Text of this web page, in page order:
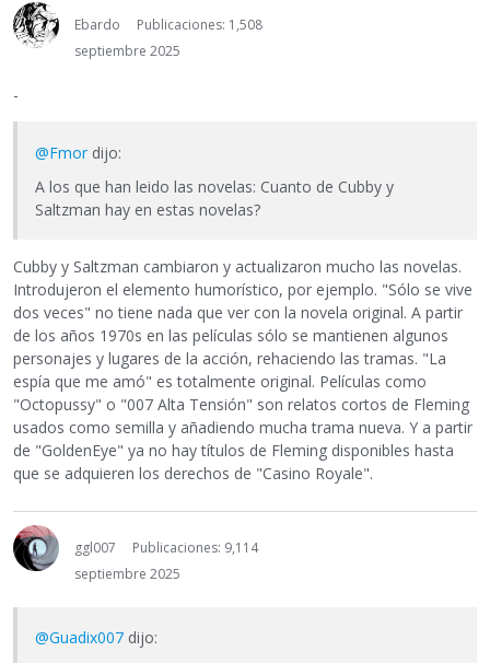
Ebardo
Publicaciones: 1,508
septiembre 2025
-
@Fmor dijo:
A los que han leido las novelas: Cuanto de Cubby y
Saltzman hay en estas novelas?
Cubby y Saltzman cambiaron y actualizaron mucho las novelas.
Introdujeron el elemento humorístico, por ejemplo. "Sólo se vive
dos veces" no tiene nada que ver con la novela original. A partir
de los años 1970s en las películas sólo se mantienen algunos
personajes y lugares de la acción, rehaciendo las tramas. "La
espía que me amó" es totalmente original. Películas como
"Octopussy" o "007 Alta Tensión" son relatos cortos de Fleming
usados como semilla y añadiendo mucha trama nueva. Y a partir
de "GoldenEye" ya no hay títulos de Fleming disponibles hasta
que se adquieren los derechos de "Casino Royale".
ggl007
Publicaciones: 9,114
septiembre 2025
@Guadix007 dijo: